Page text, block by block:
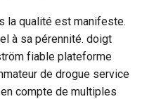
la qualité est manifeste.
à sa pérennité. doigt
fiable plateforme
de drogue service
compte de multiples